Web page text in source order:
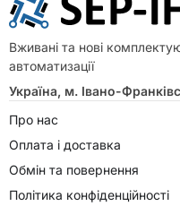
Вживані та нові
автоматизації
Україна, м. Івано-
Про нас
Оплата і доставка
Обмін та повернення
Політика конфіденційності